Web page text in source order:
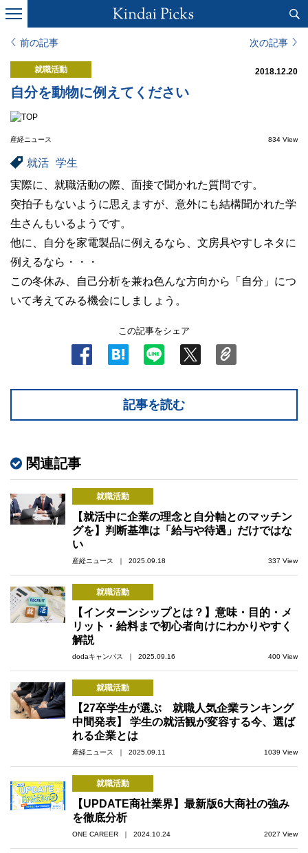
前の記事 次の記事
就職活動 2018.12.20
自分を動物に例えてください
産経ニュース 834 View
就活 学生
実際に、就職活動の際、面接で聞かれた質問です。
突拍子もないように思えますが、意外にも結構聞かれた学
生さんもいるようです。
他に、自分を家電製品に例えるなら、文房具やすしネタに
例えるなら・・・
この冬休み、自己分析を兼ね色んな方向から「自分」につ
いて考えてみる機会にしましょう。
この記事をシェア
記事を読む
関連記事
就職活動
【就活中に企業の理念と自分軸とのマッチン
グを】判断基準は「給与や待遇」だけではな
い
産経ニュース ｜ 2025.09.18 337 View
就職活動
【インターンシップとは？】意味・目的・メ
リット・給料まで初心者向けにわかりやすく
解説
dodaキャンパス ｜ 2025.09.16 400 View
就職活動
【27卒学生が選ぶ 就職人気企業ランキング
中間発表】 学生の就活観が変容する今、選ば
れる企業とは
産経ニュース ｜ 2025.09.11 1039 View
就職活動
【UPDATE商社業界】最新版6大商社の強み
を徹底分析
ONE CAREER ｜ 2024.10.24 2027 View